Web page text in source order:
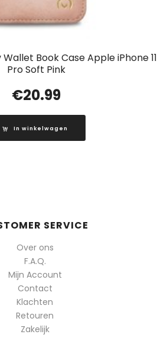
Book Case Apple iPhone 11
Pro Soft Pink
€20.99
In winkelwagen
SERVICE
Over ons
F.A.Q.
Mijn Account
Contact
Klachten
Retouren
Zakelijk